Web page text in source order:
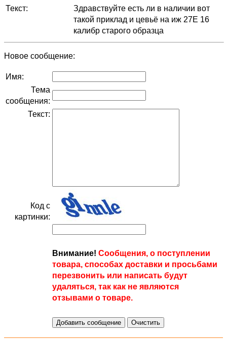
Текст:
Здравствуйте есть ли в наличии вот
такой приклад и цевьё на иж 27Е 16
калибр старого образца
Новое сообщение:
Имя:
Тема
сообщения:
Текст:
Код с
картинки:
Внимание! Сообщения, о поступлении
товара, способах доставки и просьбами
перезвонить или написать будут
удаляться, так как не являются
отзывами о товаре.